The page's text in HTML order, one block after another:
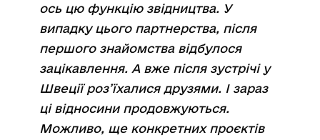
ось цю функцію звідництва. У
випадку цього партнерства, після
першого знайомства відбулося
зацікавлення. А вже після зустрічі у
Швеції роз’їхалися друзями. І зараз
ці відносини продовжуються.
Можливо, ще конкретних проєктів